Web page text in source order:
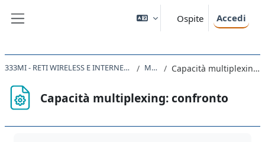
Ospite Accedi
333MI - RETI WIRELESS E INTERNET OF THINGS 2020 Matlab Capacità multiplexing: confronto
Capacità multiplexing: confronto